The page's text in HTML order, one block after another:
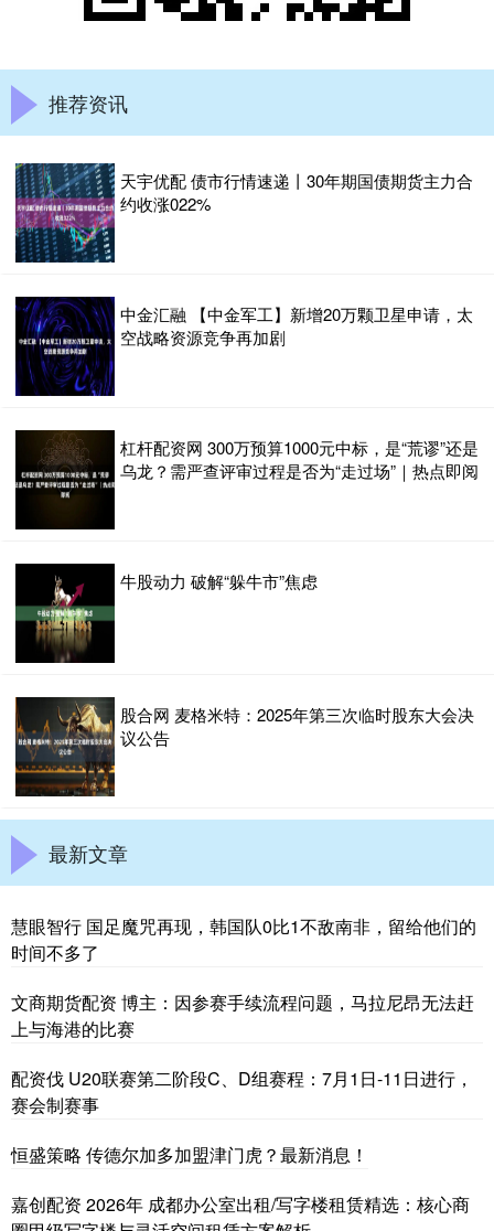
推荐资讯
天宇优配 债市行情速递丨30年期国债期货主力合
约收涨022%
中金汇融 【中金军工】新增20万颗卫星申请，太
空战略资源竞争再加剧
杠杆配资网 300万预算1000元中标，是“荒谬”还是
乌龙？需严查评审过程是否为“走过场”｜热点即阅
牛股动力 破解“躲牛市”焦虑
股合网 麦格米特：2025年第三次临时股东大会决
议公告
最新文章
慧眼智行 国足魔咒再现，韩国队0比1不敌南非，留给他们的
时间不多了
文商期货配资 博主：因参赛手续流程问题，马拉尼昂无法赶
上与海港的比赛
配资伐 U20联赛第二阶段C、D组赛程：7月1日-11日进行，
赛会制赛事
恒盛策略 传德尔加多加盟津门虎？最新消息！
嘉创配资 2026年 成都办公室出租/写字楼租赁精选：核心商